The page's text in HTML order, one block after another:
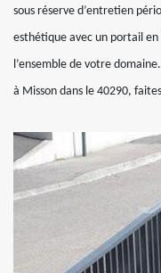
sous réserve d’entretien
esthétique avec un portail en
l’ensemble de votre
à Misson dans le 40290,